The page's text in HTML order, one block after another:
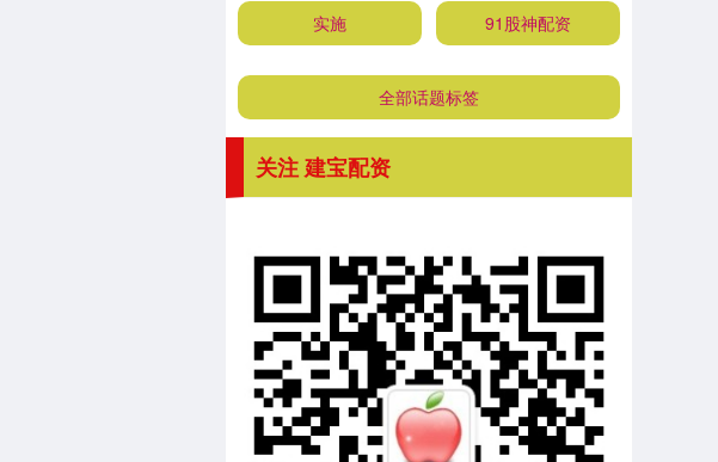
实施 91股神配资
全部话题标签
关注 建宝配资